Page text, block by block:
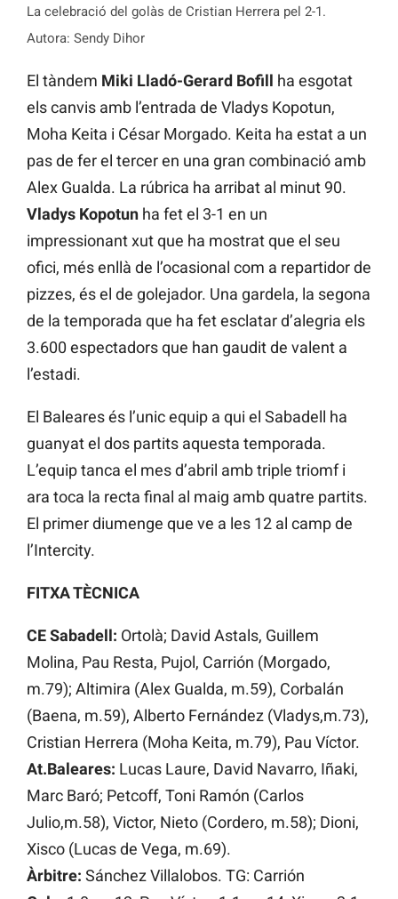
La celebració del golàs de Cristian Herrera pel 2-1.
Autora: Sendy Dihor
El tàndem Miki Lladó-Gerard Bofill ha esgotat
els canvis amb l’entrada de Vladys Kopotun,
Moha Keita i César Morgado. Keita ha estat a un
pas de fer el tercer en una gran combinació amb
Alex Gualda. La rúbrica ha arribat al minut 90.
Vladys Kopotun ha fet el 3-1 en un
impressionant xut que ha mostrat que el seu
ofici, més enllà de l’ocasional com a repartidor de
pizzes, és el de golejador. Una gardela, la segona
de la temporada que ha fet esclatar d’alegria els
3.600 espectadors que han gaudit de valent a
l’estadi.
El Baleares és l’unic equip a qui el Sabadell ha
guanyat el dos partits aquesta temporada.
L’equip tanca el mes d’abril amb triple triomf i
ara toca la recta final al maig amb quatre partits.
El primer diumenge que ve a les 12 al camp de
l’Intercity.
FITXA TÈCNICA
CE Sabadell: Ortolà; David Astals, Guillem
Molina, Pau Resta, Pujol, Carrión (Morgado,
m.79); Altimira (Alex Gualda, m.59), Corbalán
(Baena, m.59), Alberto Fernández (Vladys,m.73),
Cristian Herrera (Moha Keita, m.79), Pau Víctor.
At.Baleares: Lucas Laure, David Navarro, Iñaki,
Marc Baró; Petcoff, Toni Ramón (Carlos
Julio,m.58), Victor, Nieto (Cordero, m.58); Dioni,
Xisco (Lucas de Vega, m.69).
Àrbitre: Sánchez Villalobos. TG: Carrión